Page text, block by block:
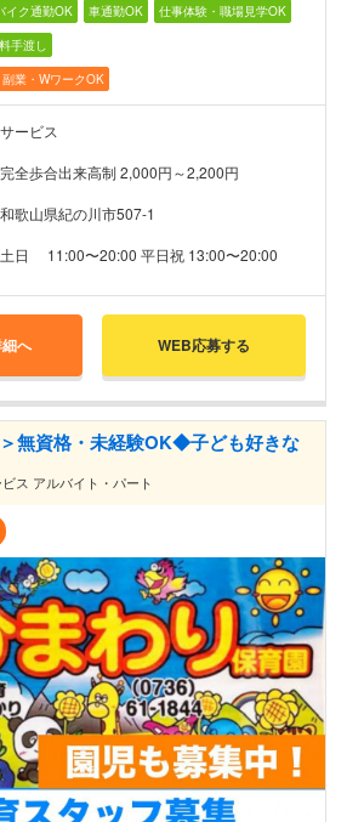
イク通勤OK 車通勤OK
仕事体験・職場見学OK
手渡し
副業・WワークOK
サービス
完全歩合出来高制 2,000円～2,200円
和歌山県紀の川市507-1
土日 11:00〜20:00 平日祝 13:00〜20:00
へ WEB応募する
無資格・未経験OK◆子ども好きな
ス アルバイト・パート